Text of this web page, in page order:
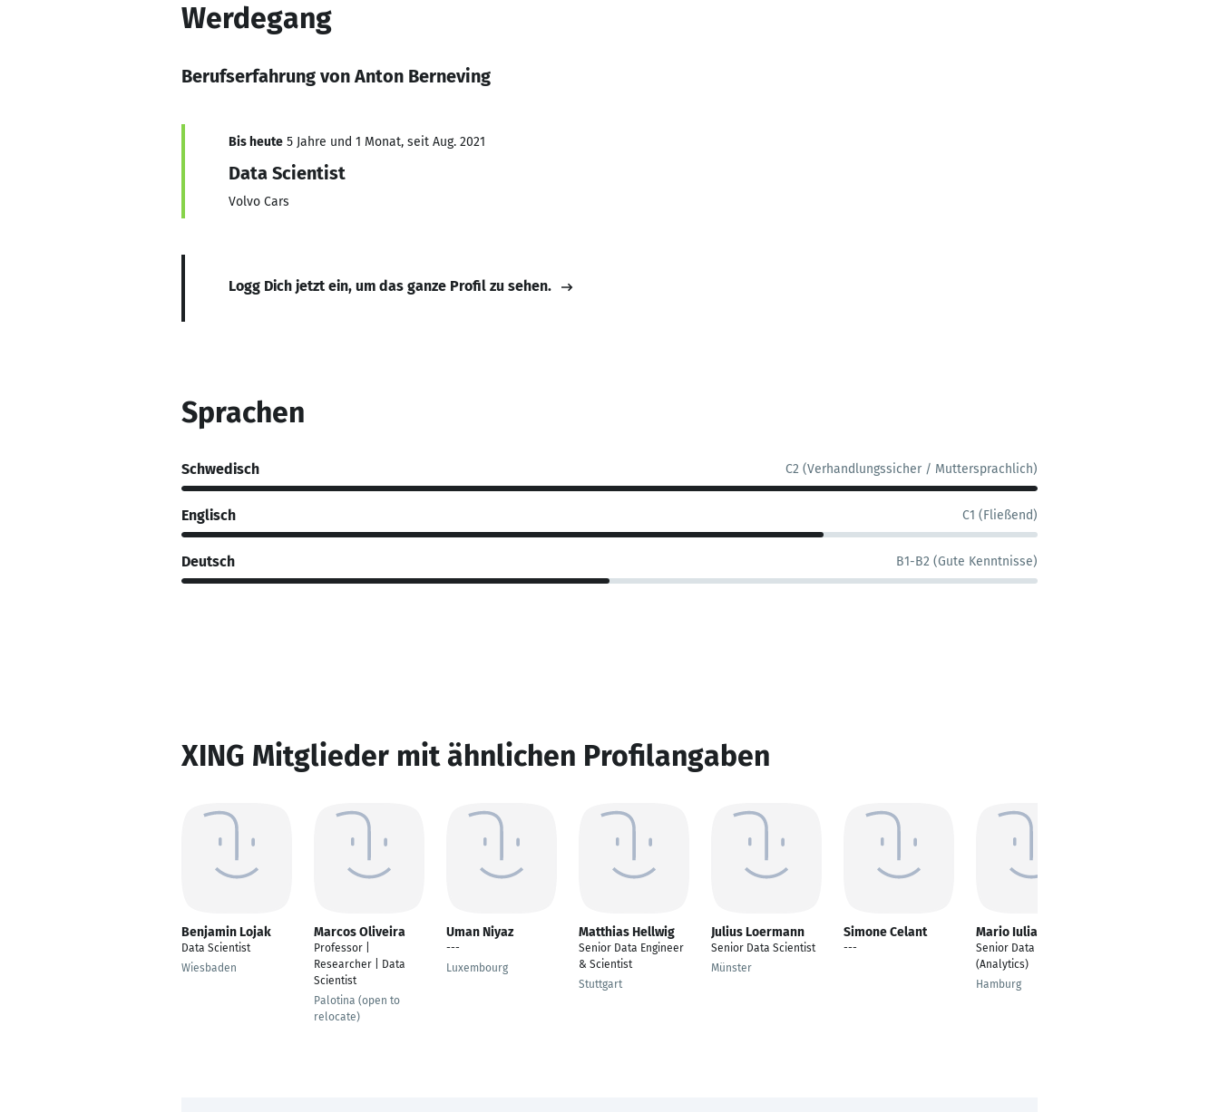
Werdegang
Berufserfahrung von Anton Berneving
Bis heute 5 Jahre und 1 Monat, seit Aug. 2021
Data Scientist
Volvo Cars
Logg Dich jetzt ein, um das ganze Profil zu sehen.
Sprachen
Schwedisch C2 (Verhandlungssicher / Muttersprachlich)
Englisch C1 (Fließend)
Deutsch B1-B2 (Gute Kenntnisse)
XING Mitglieder mit ähnlichen Profilangaben
Benjamin Lojak
Data Scientist
Wiesbaden
Marcos Oliveira
Professor |
Researcher | Data
Scientist
Palotina (open to
relocate)
Uman Niyaz
---
Luxembourg
Matthias Hellwig
Senior Data Engineer
& Scientist
Stuttgart
Julius Loermann
Senior Data Scientist
Münster
Simone Celant
---
Mario Iuliano
Senior Data Scientist
(Analytics)
Hamburg